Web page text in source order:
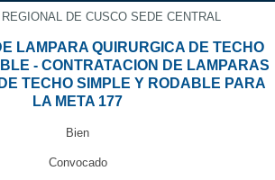
DE CUSCO SEDE CENTRAL
LAMPARA QUIRURGICA DE TECHO
- CONTRATACION DE LAMPARAS
TECHO SIMPLE Y RODABLE PARA
LA META 177
Bien
Convocado